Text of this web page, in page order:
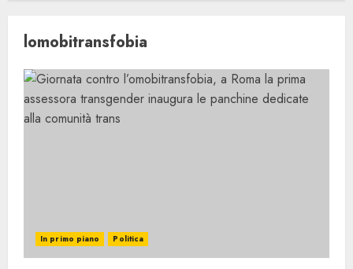
lomobitransfobia
In primo piano Politica